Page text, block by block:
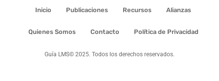
Inicio Publicaciones Recursos Alianzas
Quienes Somos Contacto Política de Privacidad
Guía LMS© 2025. Todos los derechos reservados.